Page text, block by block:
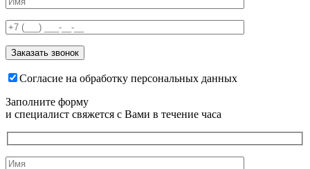
Согласие на обработку персональных данных
Заполните форму
и специалист свяжется с Вами в течение часа